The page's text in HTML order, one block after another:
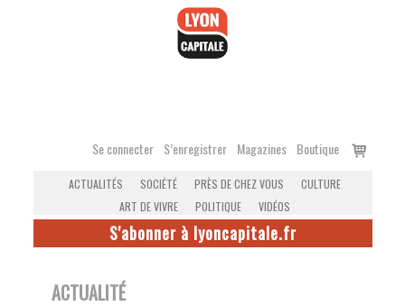
Se connecter S’enregistrer Magazines Boutique
Voir
ACTUALITÉS SOCIÉTÉ PRÈS DE CHEZ VOUS
CULTURE
ART DE VIVRE
POLITIQUE VIDÉOS
S'abonner à lyoncapitale.fr
ACTUALITÉ